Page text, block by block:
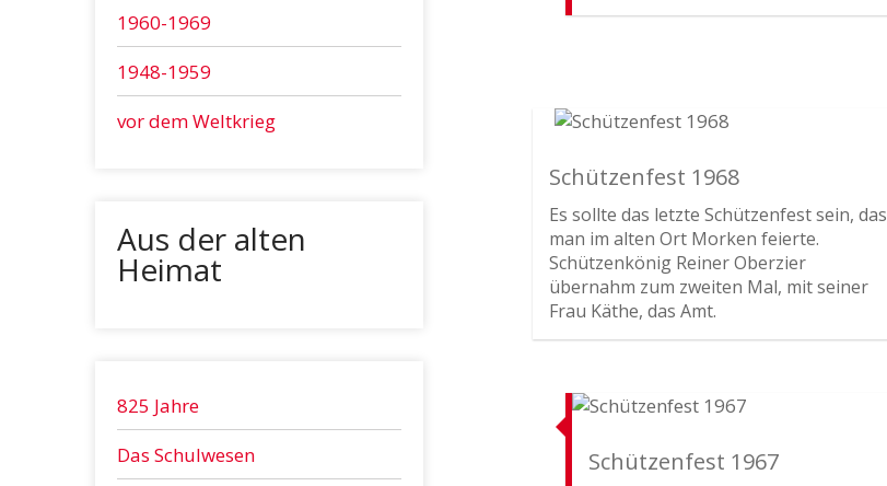
Schützenfest 1968
Es sollte das letzte Schützenfest sein, das
man im alten Ort Morken feierte.
Schützenkönig Reiner Oberzier
übernahm zum zweiten Mal, mit seiner
Frau Käthe, das Amt.
Schützenfest 1967
1960-1969
1948-1959
vor dem Weltkrieg
Aus der alten
Heimat
825 Jahre
Das Schulwesen